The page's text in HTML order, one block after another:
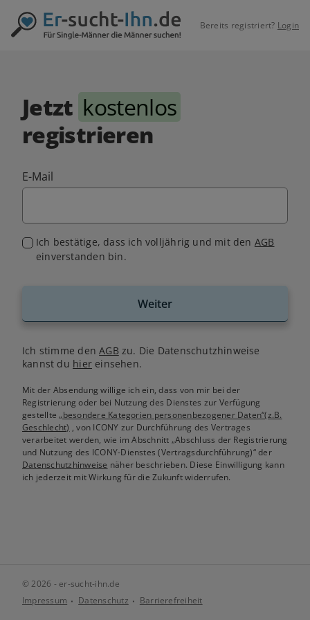
Bereits registriert? Login
Jetzt kostenlos
registrieren
E-Mail
Ich bestätige, dass ich volljährig und mit den AGB
einverstanden bin.
Weiter
Ich stimme denAGB zu. Die Datenschutzhinweise
kannst du hiereinsehen.
Mit der Absendung willige ich ein, dass von mir bei der
Registrierung oder bei Nutzung des Dienstes zur Verfügung
gestellte„besondere Kategorien personenbezogener Daten“(z.B.
Geschlecht) , von ICONY zur Durchführung des Vertrages
verarbeitet werden, wie im Abschnitt „Abschluss der Registrierung
und Nutzung des ICONY-Dienstes (Vertragsdurchführung)“ der
Datenschutzhinweise näher beschrieben. Diese Einwilligung kann
ich jederzeit mit Wirkung für die Zukunft widerrufen.
© 2026 - er-sucht-ihn.de
Impressum
Datenschutz Barrierefreiheit